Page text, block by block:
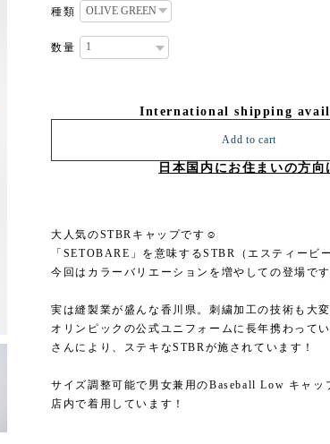
種類
数量
International shipping
Add to cart
日本国内にお住まいの方向
大人気のSTBRキャップです☺
「SETOBARE」を意味するSTBR（エスティービ
今回はカラーバリエーションを増やしての登場です
実は縫製業が盛んな香川県。刺繍加工の技術も大変
オリンピックの公式ユニフォームに長年携わって
さんにより、ステキなSTBRが施されています！
サイズ調整可能で男女兼用のBaseball Low キャッ
店内で着用しています！